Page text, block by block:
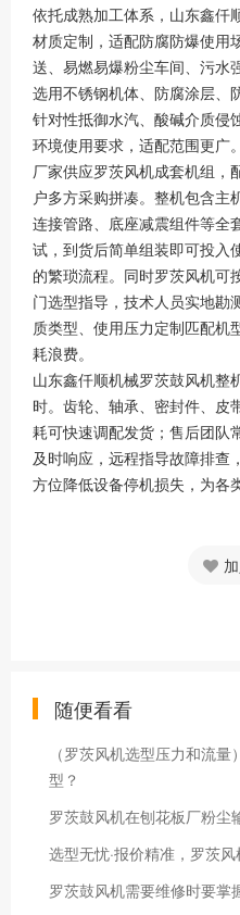
依托成熟加工体系，山东鑫仟
材质定制，适配防腐防爆使用
送、易燃易爆粉尘车间、污水
选用不锈钢机体、防腐涂层、
针对性抵御水汽、酸碱介质侵
环境使用要求，适配范围更广。
厂家供应罗茨风机成套机组，
户多方采购拼凑。整机包含主
连接管路、底座减震组件等全
试，到货后简单组装即可投入
的繁琐流程。同时罗茨风机可
门选型指导，技术人员实地勘
质类型、使用压力定制匹配机
耗浪费。
山东鑫仟顺机械罗茨鼓风机整
时。齿轮、轴承、密封件、皮
耗可快速调配发货；售后团队
及时响应，远程指导故障排查
方位降低设备停机损失，为各
随便看看
（罗茨风机选型压力和流
型？
罗茨鼓风机在刨花板厂粉尘
选型无忧·报价精准，罗茨
罗茨鼓风机需要维修时要掌